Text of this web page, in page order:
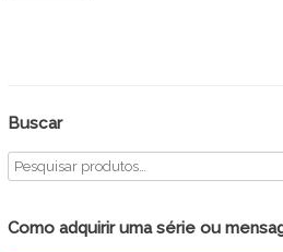
Buscar
Como adquirir uma série ou